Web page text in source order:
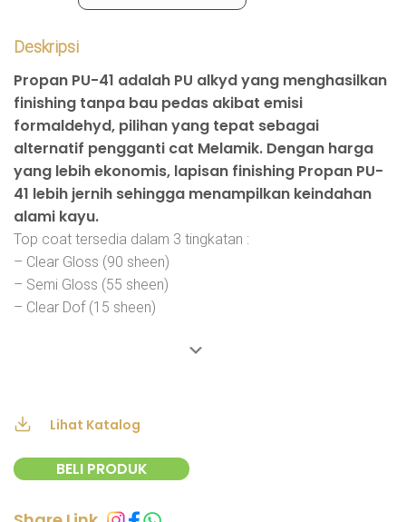
Deskripsi
Propan PU-41 adalah PU alkyd yang menghasilkan
finishing tanpa bau pedas akibat emisi
formaldehyd, pilihan yang tepat sebagai
alternatif pengganti cat Melamik. Dengan harga
yang lebih ekonomis, lapisan finishing Propan PU-
41 lebih jernih sehingga menampilkan keindahan
alami kayu.
Top coat tersedia dalam 3 tingkatan :
– Clear Gloss (90 sheen)
– Semi Gloss (55 sheen)
– Clear Dof (15 sheen)
Lihat Katalog
BELI PRODUK